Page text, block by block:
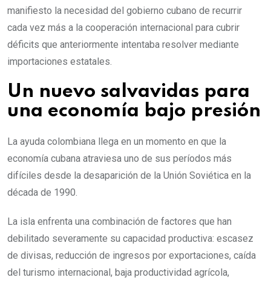
manifiesto la necesidad del gobierno cubano de recurrir
cada vez más a la cooperación internacional para cubrir
déficits que anteriormente intentaba resolver mediante
importaciones estatales.
Un nuevo salvavidas para
una economía bajo presión
La ayuda colombiana llega en un momento en que la
economía cubana atraviesa uno de sus períodos más
difíciles desde la desaparición de la Unión Soviética en la
década de 1990.
La isla enfrenta una combinación de factores que han
debilitado severamente su capacidad productiva: escasez
de divisas, reducción de ingresos por exportaciones, caída
del turismo internacional, baja productividad agrícola,